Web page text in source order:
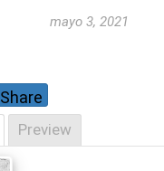
mayo 3, 2021
Share
Preview